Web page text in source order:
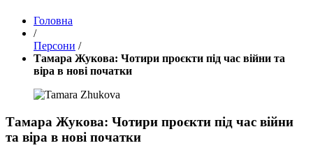
Головна
/
Персони /
Тамара Жукова: Чотири проєкти під час війни та
віра в нові початки
Тамара Жукова: Чотири проєкти під час війни
та віра в нові початки